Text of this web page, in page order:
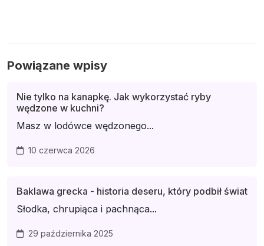
Powiązane wpisy
Nie tylko na kanapkę. Jak wykorzystać ryby
wędzone w kuchni?
Masz w lodówce wędzonego...
10 czerwca 2026
Baklawa grecka - historia deseru, który podbił świat
Słodka, chrupiąca i pachnąca...
29 października 2025